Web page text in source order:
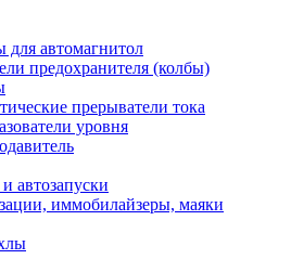
для автомагнитол
предохранителя (колбы)
прерыватели тока
уровня
автозапуски
иммобилайзеры, маяки